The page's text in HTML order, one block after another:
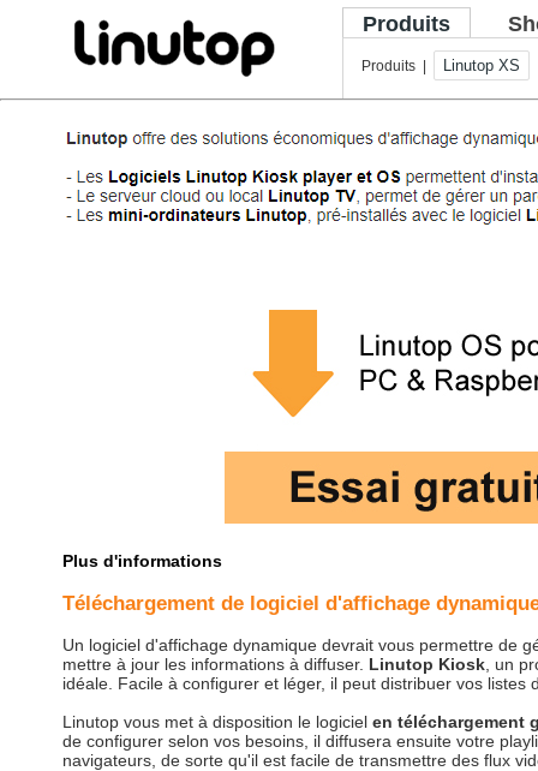
Produits
Produits | Linutop XS
Plus d'informations
Téléchargement de logiciel d'affichage
Un logiciel d'affichage dynamique devrait vous permettre de
mettre à jour les informations à diffuser. Linutop Kiosk , un
idéale. Facile à configurer et léger, il peut distribuer vos
Linutop vous met à disposition le logiciel en téléchargement
de configurer selon vos besoins, il diffusera ensuite votre
navigateurs, de sorte qu'il est facile de transmettre des flux